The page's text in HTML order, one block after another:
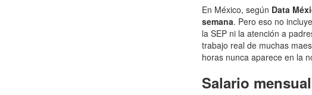
En México, según Data
semana. Pero eso no
la SEP ni la atención a
trabajo real de muchas
horas nunca aparece en la
Salario